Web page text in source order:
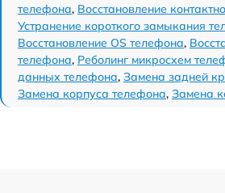
телефона, Восстановление
Устранение короткого замыкания
Восстановление OS телефона,
телефона, Реболинг микросхем
данных телефона, Замена задней
Замена корпуса телефона, Замена